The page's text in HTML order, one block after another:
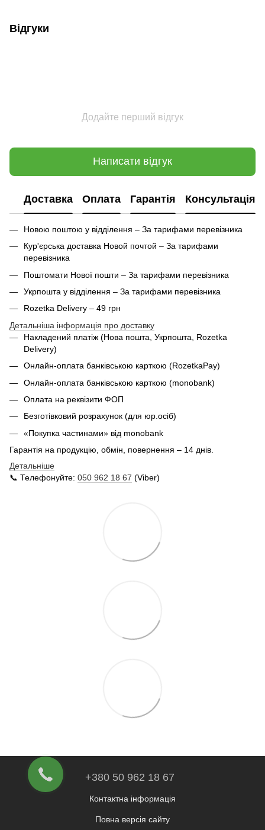
Відгуки
Додайте перший відгук
Написати відгук
Доставка Оплата Гарантія Консультація
Новою поштою у відділення – За тарифами перевізника
Кур'єрська доставка Новой почтой – За тарифами
перевізника
Поштомати Нової пошти – За тарифами перевізника
Укрпошта у відділення – За тарифами перевізника
Rozetka Delivery – 49 грн
Детальніша інформація про доставку
Накладений платіж (Нова пошта, Укрпошта, Rozetka
Delivery)
Онлайн-оплата банківською карткою (RozetkaPay)
Онлайн-оплата банківською карткою (monobank)
Оплата на реквізити ФОП
Безготівковий розрахунок (для юр.осіб)
«Покупка частинами» від monobank
Гарантія на продукцію, обмін, повернення – 14 днів.
Детальніше
📞 Телефонуйте: 050 962 18 67 (Viber)
+380 50 962 18 67
Контактна інформація
Повна версія сайту